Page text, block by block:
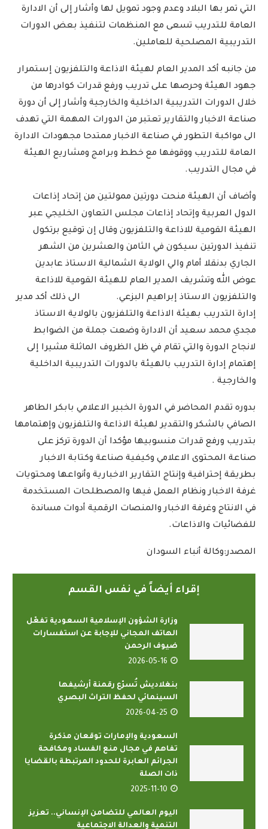
التي تمر بها البلاد وعدم وجود تمويل لها وأشار إلى أن الادارة
العامة للتدريب تسعى مع المنظمات لتنفيذ بعض الدورات
التدريبية المصلحية للعاملين.
من جانبه أكد المدير العام لهيئة الاذاعة والتلفزيون إستمرار
جهود الهيئة وحرصها على تدريب ورفع قدرات كوادرها من
خلال الدورات التدريبية الداخلية والخارجية وأشار إلى أن دورة
صناعة الاخبار والتقارير تعتبر من الدورات المهمة التي تهدف
الى مواكبة التطور في صناعة الاخبار ممتدحا مجهودات الادارة
العامة للتدريب ووقوفها مع خطط وبرامج ومشاريع الهيئة
في مجال التدريب.
وأضاف أن الهيئة منحت دورتين ممولتين من إتحاد إذاعات
الدول العربية وإتحاد إذاعات مجلس التعاون الخليجي عبر
الهيئة القومية للاذاعة والتلفزيون وقال إن توقيع برتكول
تنفيذ الدورتين سيكون في الثامن والعشرين من الشهر
الجاري بدنقلا أمام والي الولاية الشمالية الاستاذ عابدين
عوض الله وتشريف المدير العام للهيئة القومية للاذاعة
والتلفزيون الاستاذ إبراهيم البزعي. الى ذلك أكد مدير
إدارة التدريب بهيئة الاذاعة والتلفزيون بالولاية الاستاذ
مجدي محمد سعيد أن الادارة وضعت جملة من الضوابط
لانجاح الدورة والتي تقام في ظل الظروف الماثلة مشيرا إلى
إهتمام إدارة التدريب بالهيئة بالدورات التدريبية الداخلية
والخارجية .
بدوره تقدم المحاضر في الدورة الخبير الاعلامي بابكر الطاهر
الصافي بالشكر والتقدير لهيئة الاذاعة والتلفزيون وإهتمامها
بتدريب ورفع قدرات منسوبيها مؤكدا أن الدورة تركز على
صناعة المحتوى الاعلامي وكيفية صناعة وكتابة الاخبار
بطريقة إحترافية وإنتاج التقارير الاخبارية وأنواعها ومحتويات
غرفة الاخبار ونظام العمل فيها والمصطلحات المستخدمة
في الانتاج وغرفة الاخبار والمنصات الرقمية أدوات مساندة
للفضائيات والاذاعات.
المصدر:وكالة أنباء السودان
إقراء أيضاً في نفس القسم
وزارة الشؤون الإسلامية السعودية تفعّل
الهاتف المجاني للإجابة عن استفسارات
ضيوف الرحمن
2026-05-16
بنغلاديش تُسرّع رقمنة أرشيفها
السينمائي لحفظ التراث البصري
2026-04-25
السعودية والإمارات توقعان مذكرة
تفاهم في مجال منع الفساد ومكافحة
الجرائم العابرة للحدود المرتبطة بالقضايا
ذات الصلة
2025-11-10
اليوم العالمي للتضامن الإنساني.. تعزيز
التنمية والعدالة الاجتماعية